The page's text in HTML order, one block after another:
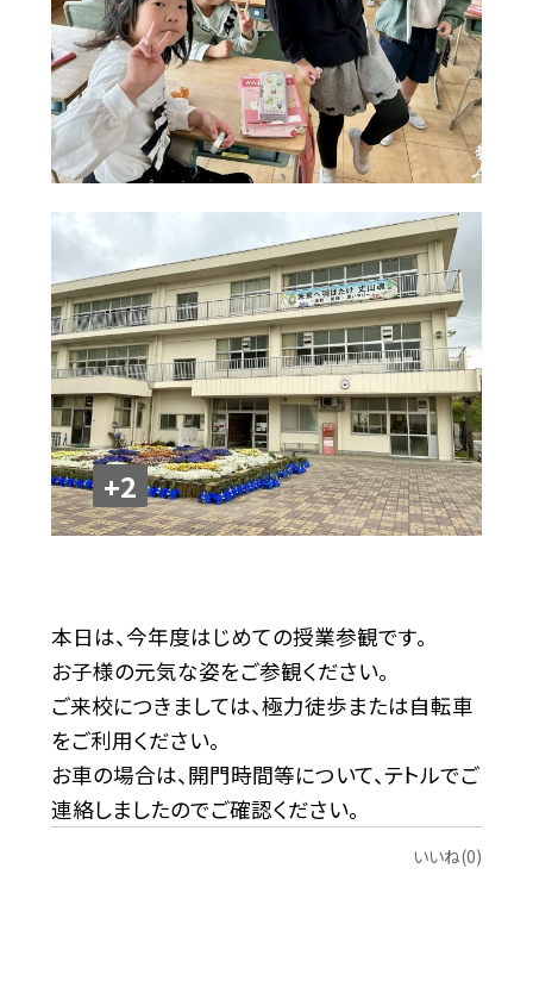
+2
本日は、今年度はじめての授業参観です。
お子様の元気な姿をご参観ください。
ご来校につきましては、極力徒歩または自転車
をご利用ください。
お車の場合は、開門時間等について、テトルでご
連絡しましたのでご確認ください。
いいね(0)